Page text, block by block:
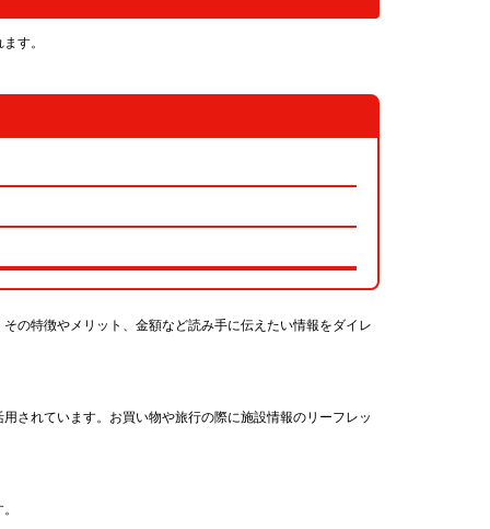
す。
の特徴やメリット、金額など読み手に伝えたい情報をダイレ
されています。お買い物や旅行の際に施設情報のリーフレッ